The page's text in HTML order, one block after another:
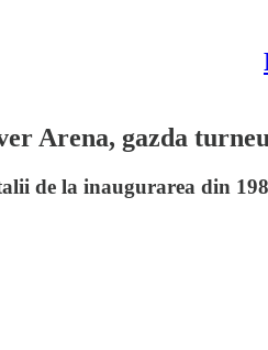
Arena, gazda
de la inaugurarea din